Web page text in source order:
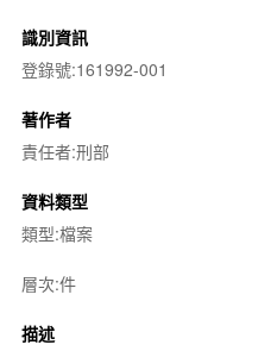
識別資訊
登錄號:161992-001
著作者
責任者:刑部
資料類型
類型:檔案
層次:件
描述